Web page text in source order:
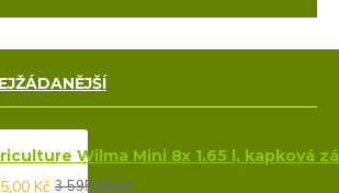
Wilma Mini 8x 1.65 l, kapková
Kč 3 595,00 Kč